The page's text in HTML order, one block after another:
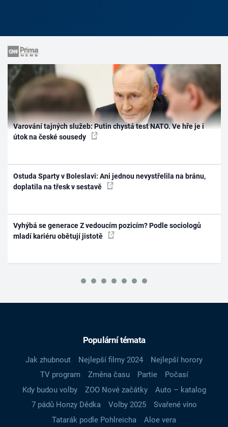
Varování tajných služeb: Putin chystá test NATO. Ve hře je i
útok na české sousedy
Ostuda Sparty v Boleslavi: Ani jednou nevystřelila na bránu,
doplatila na třesk v sestavě
Vyhýbá se generace Z vedoucím pozicím? Podle sociologů
mladí kariéru obětují jistotě
Populární témata
Jak zhubnout Nejlepší filmy 2024
Nejlepší horory
TV program
Změna času Partie
Počasí
Kdy budou volby
ZOO Nové začátky
Auto – katalog
7 pádů Honzy Dědka
Volby 2025
Svařené víno
Tatarák podle Pohlreicha
Aloe vera